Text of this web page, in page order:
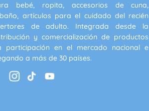
bebé, ropita, accesorios de cuna,
artículos para el cuidado del recién
de adulto. Integrada desde la
y comercialización de productos
participación en el mercado nacional e
a más de 30 países.